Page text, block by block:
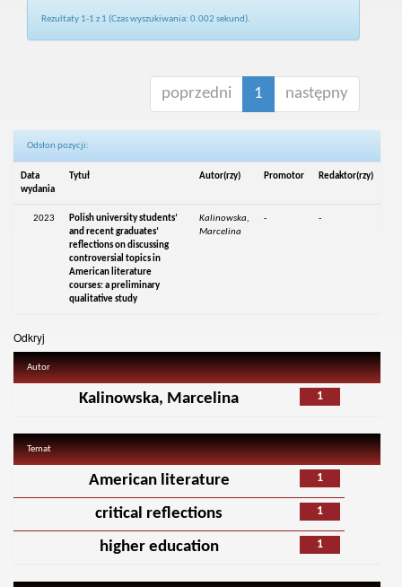
Rezultaty 1-1 z 1 (Czas wyszukiwania: 0.002 sekund).
poprzedni 1 następny
Odsłon pozycji:
Data
wydania
Tytuł Autor(rzy) Promotor Redaktor(rzy)
2023
Polish university students’
and recent graduates’
reflections on discussing
controversial topics in
American literature
courses: a preliminary
qualitative study
Kalinowska,
Marcelina
- -
Odkryj
Autor
1
Kalinowska, Marcelina
Temat
1
American literature
1
critical reflections
1
higher education